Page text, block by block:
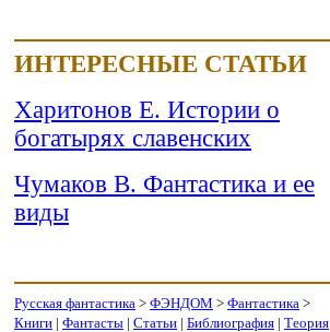
ИНТЕРЕСНЫЕ СТАТЬИ
Харитонов Е. Истории о
богатырях славенских
Чумаков В. Фантастика и ее
виды
Русская фантастика > ФЭНДОМ > Фантастика >
Книги | Фантасты | Статьи | Библиография | Теория